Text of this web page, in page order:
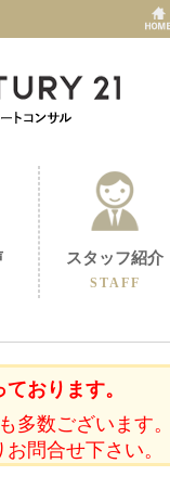
スタッフ紹介
STAFF
おります。
多数ございます。
問合せ下さい。